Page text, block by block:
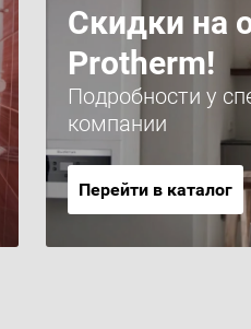
Скидки на
Protherm!
Подробности у
компании
Перейти в каталог